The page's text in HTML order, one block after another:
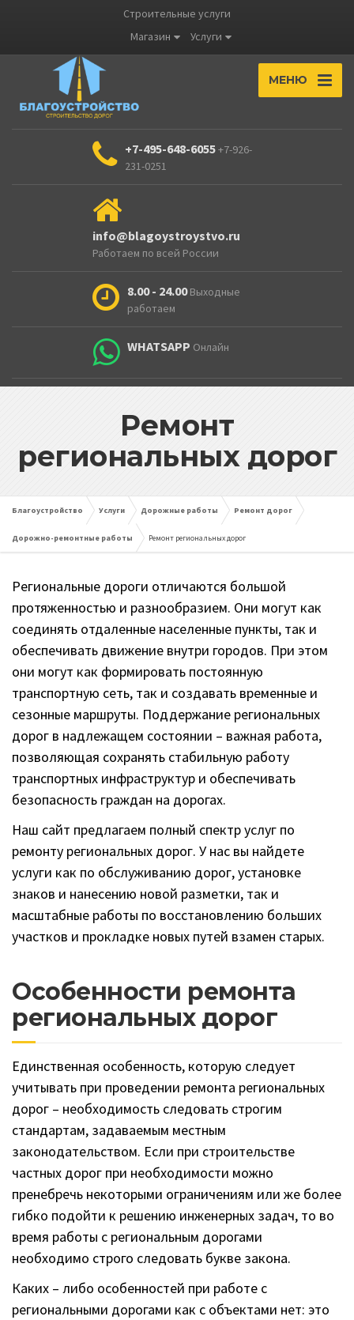
Строительные услуги
Магазин
Услуги
МЕНЮ
+7-495-648-6055+7-926-
231-0251
info@blagoystroystvo.ru
Работаем по всей России
8.00 - 24.00 Выходные
работаем
WHATSAPP Онлайн
Ремонт
региональных дорог
Благоустройство Услуги Дорожные работы Ремонт дорог
Дорожно-ремонтные работы Ремонт региональных дорог
Региональные дороги отличаются большой
протяженностью и разнообразием. Они могут как
соединять отдаленные населенные пункты, так и
обеспечивать движение внутри городов. При этом
они могут как формировать постоянную
транспортную сеть, так и создавать временные и
сезонные маршруты. Поддержание региональных
дорог в надлежащем состоянии – важная работа,
позволяющая сохранять стабильную работу
транспортных инфраструктур и обеспечивать
безопасность граждан на дорогах.
Наш сайт предлагаем полный спектр услуг по
ремонту региональных дорог. У нас вы найдете
услуги как по обслуживанию дорог, установке
знаков и нанесению новой разметки, так и
масштабные работы по восстановлению больших
участков и прокладке новых путей взамен старых.
Особенности ремонта
региональных дорог
Единственная особенность, которую следует
учитывать при проведении ремонта региональных
дорог – необходимость следовать строгим
стандартам, задаваемым местным
законодательством. Если при строительстве
частных дорог при необходимости можно
пренебречь некоторыми ограничениям или же более
гибко подойти к решению инженерных задач, то во
время работы с региональным дорогами
необходимо строго следовать букве закона.
Каких – либо особенностей при работе с
региональными дорогами как с объектами нет: это